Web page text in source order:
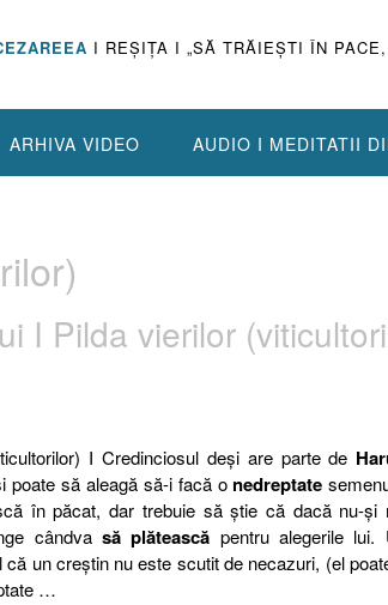
I REŞIŢA I „SĂ TRĂIEŞTI ÎN
ARHIVA VIDEO AUDIO I MEDITATII
I Pilda vierilor
I Credinciosul deşi are parte de
poate să aleagă să-i facă o nedreptate
în păcat, dar trebuie să ştie că dacă nu-şi
cândva să plătească pentru alegerile lui.
că un creştin nu este scutit de necazuri, (el
…